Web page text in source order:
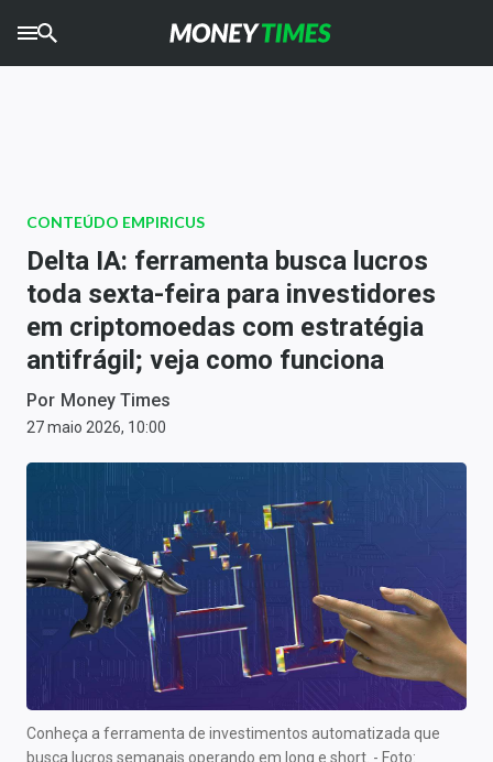
Giro do Mercado
Newsletters
Money Trader
Anuncie
Últimas Notícias
Cotações
Comprar ou vender?
Carteiras Recomendadas
Central de Dividendos
Central de Fundos Imobiliários
CONTEÚDO EMPIRICUS
Delta IA: ferramenta busca lucros
toda sexta-feira para investidores
em criptomoedas com estratégia
antifrágil; veja como funciona
Por Money Times
27 maio 2026, 10:00
Conheça a ferramenta de investimentos automatizada que
busca lucros semanais operando em long e short. - Foto: